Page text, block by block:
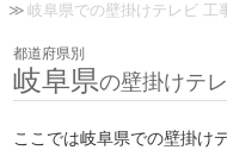
岐阜県での壁掛けテレビ 工
都道府県別
岐阜県の壁掛けテ
ここでは岐阜県での壁掛け